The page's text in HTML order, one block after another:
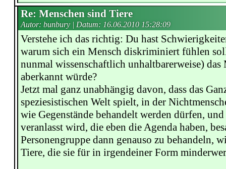
Re: Menschen sind Tiere
Autor: bunbury | Datum: 16.06.2010 15:28:09
Verstehe ich das richtig: Du hast
warum sich ein Mensch diskriminiert fühlen
nunmal wissenschaftlich unhaltbarerweise) das
aberkannt würde?
Jetzt mal ganz unabhängig davon, dass das
speziesistischen Welt spielt, in der
wie Gegenstände behandelt werden dürfen,
veranlasst wird, die eben die Agenda haben,
Personengruppe dann genauso zu behandeln,
Tiere, die sie für in irgendeiner Form